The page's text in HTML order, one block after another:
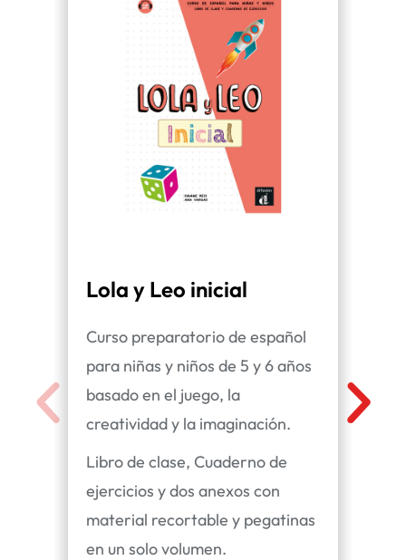
Lola y Leo inicial
Curso preparatorio de español
para niñas y niños de 5 y 6 años
basado en el juego, la
creatividad y la imaginación.
Libro de clase, Cuaderno de
ejercicios y dos anexos con
material recortable y pegatinas
en un solo volumen.